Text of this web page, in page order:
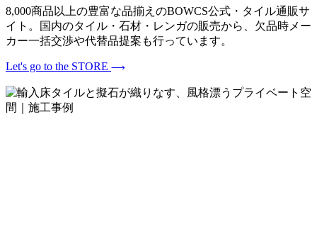
8,000商品以上の豊富な品揃えのBOWCS公式・タイル通販サ
イト。国内のタイル・石材・レンガの販売から、欠品時メー
カー一括交渉や代替品提案も行っています。
Let's go to the STORE